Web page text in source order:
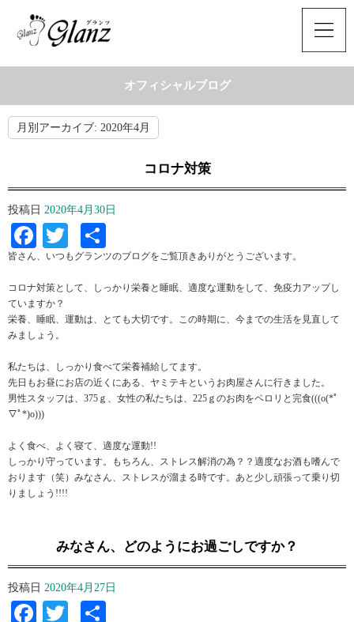
オフィシャルブログ
月別アーカイブ: 2020年4月
コロナ対策
投稿日 2020年4月30日
Facebook
Twitter
有
皆さん、いつもグランツのブログをご覧頂きありがとうございます。
コロナ対策として、しっかり栄養と睡眠、適度な運動をして、免疫力アップし
ていますか？
栄養、睡眠、運動は、とても大切です。この時期に、今までの生活を見直して
みましょう。
私たちは、しっかり食べて栄養補給してます。
先日もお昼にお店の近くにある、ヤミテキというお肉屋さんに行きました。
男性スタッフは、375ｇ、女性の私たちは、225ｇのお肉をペロリと完食(((o(*ﾟ
▽ﾟ*)o)))
よく食べ、よく寝て、適度な運動!!
しっかり守っています。もちろん、ストレス解消の為？？適度なお酒も嗜んで
おります（笑）みなさん、ストレスが溜まる時です。あと少し頑張って乗り切
りましょう!!!!
みなさん、どのようにお過ごしですか？
投稿日 2020年4月27日
Facebook
Twitter